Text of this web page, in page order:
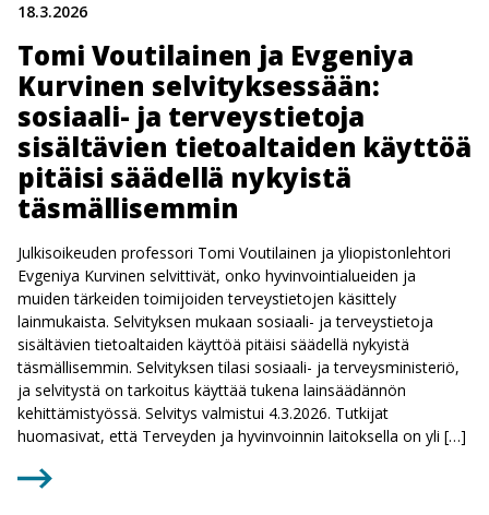
18.3.2026
Tomi Voutilainen ja Evgeniya
Kurvinen selvityksessään:
sosiaali- ja terveystietoja
sisältävien tietoaltaiden käyttöä
pitäisi säädellä nykyistä
täsmällisemmin
Julkisoikeuden professori Tomi Voutilainen ja yliopistonlehtori
Evgeniya Kurvinen selvittivät, onko hyvinvointialueiden ja
muiden tärkeiden toimijoiden terveystietojen käsittely
lainmukaista. Selvityksen mukaan sosiaali- ja terveystietoja
sisältävien tietoaltaiden käyttöä pitäisi säädellä nykyistä
täsmällisemmin. Selvityksen tilasi sosiaali- ja terveysministeriö,
ja selvitystä on tarkoitus käyttää tukena lainsäädännön
kehittämistyössä. Selvitys valmistui 4.3.2026. Tutkijat
huomasivat, että Terveyden ja hyvinvoinnin laitoksella on yli […]